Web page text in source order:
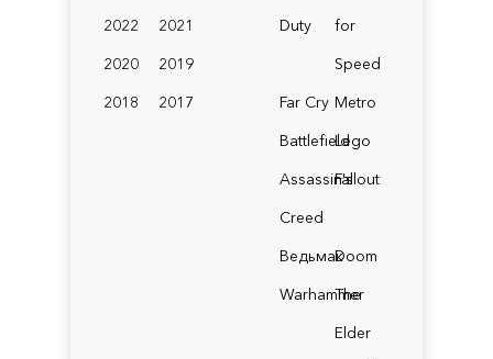
2022
2021
2020
2019
2018
2017
Duty
for
Speed
Far Cry Metro
BattlefieldLego
Assassin's
Creed
Fallout
ВедьмакDoom
Warhammer
The
Elder